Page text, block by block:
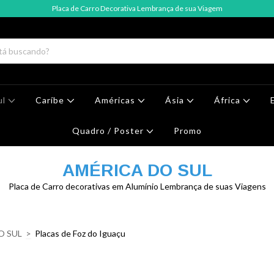
Placa de Carro Decorativa Lembrança de sua Viagem
Caríbe Américas Ásia África
Quadro / Poster Promo
AMÉRICA DO SUL
Placa de Carro decorativas em Alumínio Lembrança de suas Viagens
SUL > Placas de Foz do Iguaçu